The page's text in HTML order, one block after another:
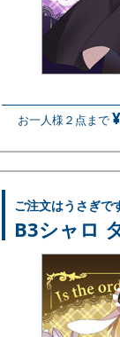
お一人様２点まで
ご注文はうさぎで
B3シャロ